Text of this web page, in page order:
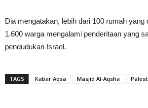
Dia mengatakan, lebih dari 100 rumah yang
1.600 warga mengalami penderitaan yang
pendudukan Israel.
TAGS Kabar Aqsa Masjid Al-Aqsha